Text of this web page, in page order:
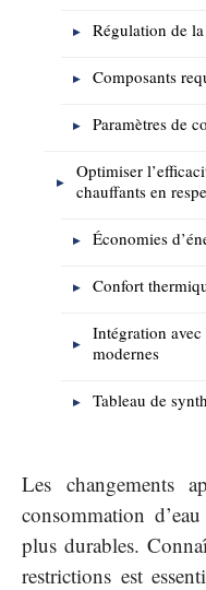
Régulation de
Composants
Paramètres de
Optimiser
chauffants en
Économies
Confort
Intégration avec
modernes
Tableau de
Les changements
consommation
plus durables.
restrictions est